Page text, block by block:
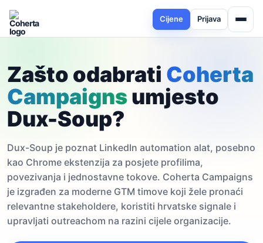
Cijene Prijava
Zašto odabrati Coherta
Campaignsumjesto
Dux-Soup?
Dux-Soup je poznat LinkedIn automation alat, posebno
kao Chrome ekstenzija za posjete profilima,
povezivanja i jednostavne tokove. Coherta Campaigns
je izgrađen za moderne GTM timove koji žele pronaći
relevantne stakeholdere, koristiti hrvatske signale i
upravljati outreachom na razini cijele organizacije.